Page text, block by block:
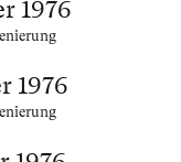
1976
1976